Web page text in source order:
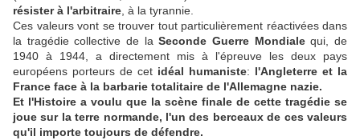
résister à l'arbitraire , à la tyrannie.
Ces valeurs vont se trouver tout particulièrement réactivées dans
la tragédie collective de laSeconde Guerre Mondialequi, de
1940 à 1944, a directement mis à l'épreuve les deux pays
européens porteurs de cet idéal humaniste: l'Angleterre et la
France face à la barbarie totalitaire de l'Allemagne nazie.
Et l'Histoire a voulu que la scène finale de cette tragédie se
joue sur la terre normande, l'un des berceaux de ces valeurs
qu'il importe toujours de défendre.